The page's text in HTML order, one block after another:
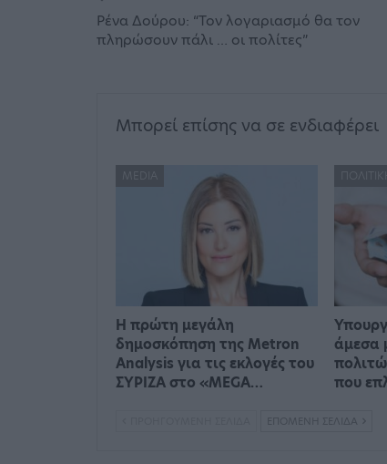
Ρένα Δούρου: “Τον λογαριασμό θα τον
πληρώσουν πάλι … οι πολίτες”
Μπορεί επίσης να σε ενδιαφέρει
MEDIA
Η πρώτη μεγάλη
δημοσκόπηση της Metron
Analysis για τις εκλογές του
ΣΥΡΙΖΑ στο «MEGA…
άμεσα
που
ΕΠΌΜΕΝΗ ΣΕΛΊΔΑ